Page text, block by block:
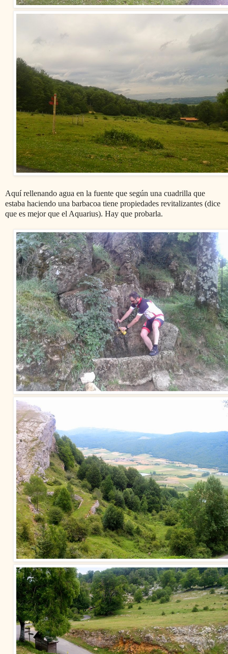
Aquí rellenando agua en la fuente que según una cuadrilla que
estaba haciendo una barbacoa tiene propiedades revitalizantes (dice
que es mejor que el Aquarius). Hay que probarla.